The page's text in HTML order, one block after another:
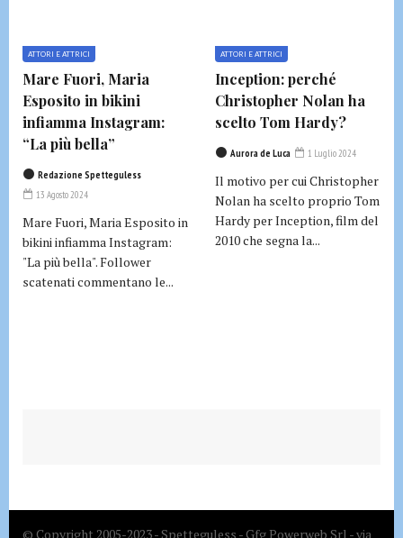
ATTORI E ATTRICI
Mare Fuori, Maria
Esposito in bikini
infiamma Instagram:
“La più bella”
Redazione Spetteguless
13 Agosto 2024
Mare Fuori, Maria Esposito in
bikini infiamma Instagram:
"La più bella". Follower
scatenati commentano le...
ATTORI E ATTRICI
Inception: perché
Christopher Nolan ha
scelto Tom Hardy?
Aurora de Luca 1 Luglio 2024
Il motivo per cui Christopher
Nolan ha scelto proprio Tom
Hardy per Inception, film del
2010 che segna la...
© Copyright 2005-2023 - Spetteguless - Gfg Powerweb Srl - via